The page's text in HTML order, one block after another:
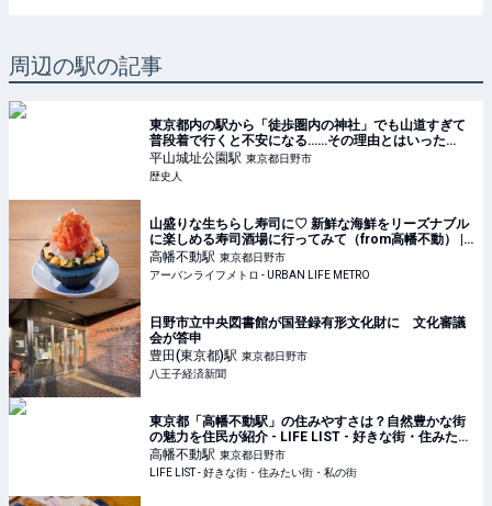
周辺の駅の記事
東京都内の駅から「徒歩圏内の神社」でも山道すぎて
普段着で行くと不安になる……その理由とはいった
い！？ ｜ 歴史人
平山城址公園駅 東京都日野市
歴史人
山盛りな生ちらし寿司に♡ 新鮮な海鮮をリーズナブル
に楽しめる寿司酒場に行ってみて（from高幡不動） |
アーバンライフメトロ - URBAN LIFE METRO
高幡不動駅 東京都日野市
アーバンライフメトロ - URBAN LIFE METRO
日野市立中央図書館が国登録有形文化財に 文化審議
会が答申
豊田(東京都)駅 東京都日野市
八王子経済新聞
東京都「高幡不動駅」の住みやすさは？自然豊かな街
の魅力を住民が紹介 - LIFE LIST - 好きな街・住みたい
街・私の街
高幡不動駅 東京都日野市
LIFE LIST - 好きな街・住みたい街・私の街